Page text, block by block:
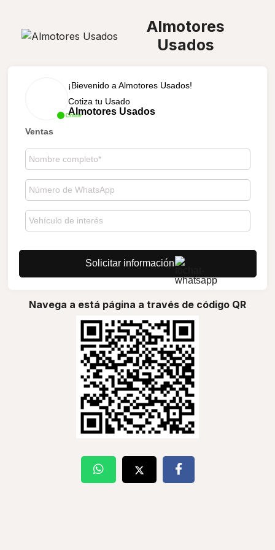
Almotores
Usados
Online
¡Bievenido a Almotores Usados!
Cotiza tu Usado
Almotores Usados
Ventas
Solicitar información
Navega a está página a través de código QR